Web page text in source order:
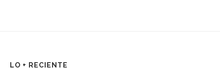
LO + RECIENTE